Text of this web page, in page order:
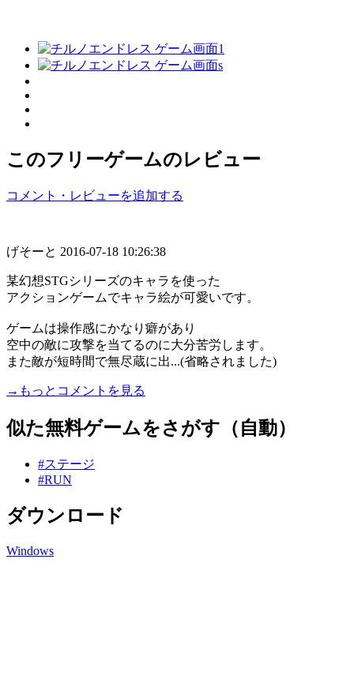
このフリーゲームのレビュー
コメント・レビューを追加する
げそーと 2016-07-18 10:26:38
某幻想STGシリーズのキャラを使った
アクションゲームでキャラ絵が可愛いです。
ゲームは操作感にかなり癖があり
空中の敵に攻撃を当てるのに大分苦労します。
また敵が短時間で無尽蔵に出...(省略されました)
→もっとコメントを見る
似た無料ゲームをさがす（自動）
#ステージ
#RUN
ダウンロード
Windows